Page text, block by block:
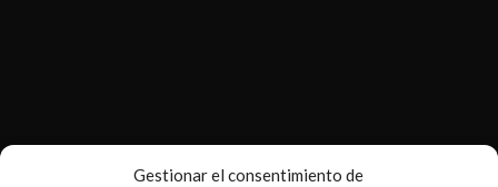
Gestionar el consentimiento de